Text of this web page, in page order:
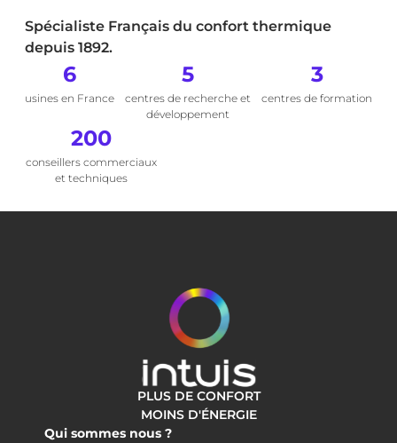
Spécialiste Français du confort thermique
depuis 1892.
6
usines en France
5
centres de recherche et
développement
3
centres de formation
200
conseillers commerciaux
et techniques
PLUS DE CONFORT
MOINS D'ÉNERGIE
Qui sommes nous ?